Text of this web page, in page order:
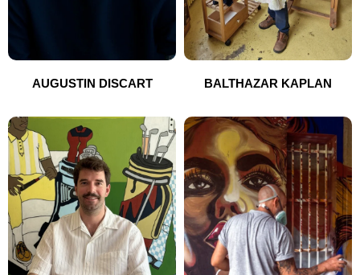
AUGUSTIN DISCART BALTHAZAR KAPLAN